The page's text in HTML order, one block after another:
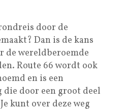
door de
Dan is de kans
de wereldberoemde
Route 66 wordt ook
en is een
door een groot deel
kunt over deze weg